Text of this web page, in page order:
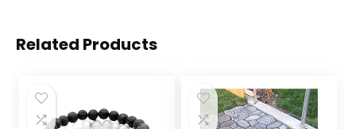
Related Products